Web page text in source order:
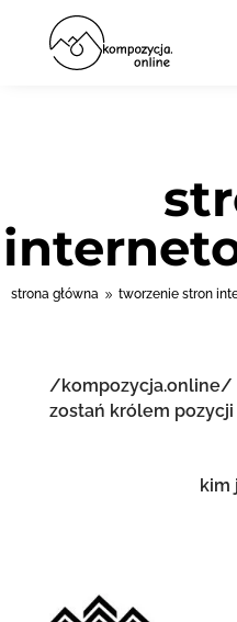
strona główna 9 tworzenie stron
/kompozycja.online/
zostań królem
kim